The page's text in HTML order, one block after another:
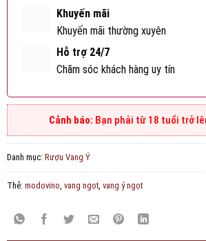
Khuyến mãi
Khuyến mãi thường xuyên
Hỗ trợ 24/7
Chăm sóc khách hàng uy tín
Bạn phải từ 18 tuổi trở
Danh mục: Rượu Vang Ý
Thẻ: modovino vang ngọt vang ý ngọt